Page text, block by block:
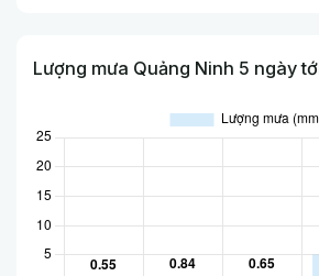
Lượng mưa Quảng Ninh 5 ngày